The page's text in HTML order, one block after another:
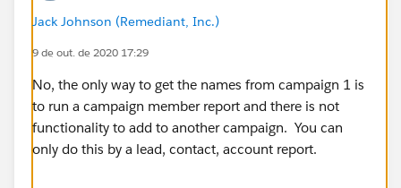
Jack Johnson (Remediant, Inc.)
9 de out. de 2020 17:29
No, the only way to get the names from campaign 1 is
to run a campaign member report and there is not
functionality to add to another campaign. You can
only do this by a lead, contact, account report.